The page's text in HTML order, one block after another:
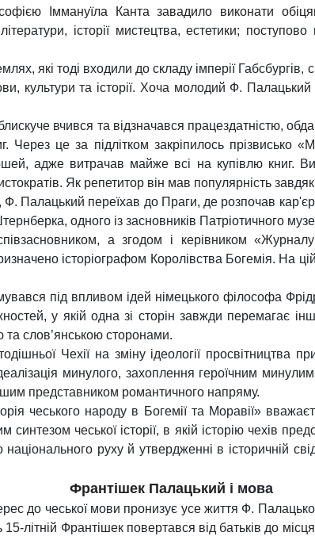
Іммануїла Канта завадило виконати
літератури, історії мистецтва, естетики;
які тоді входили до складу імперії
культури та історії. Хоча молодий Ф.
вчився та відзначався працездатністю,
Через це за підлітком закріпилось
адже витрачав майже всі на купівлю книг.
Як репетитор він мав популярність
Ф. Палацький переїхав до Праги, де розпочав
одного із засновників Патріотичного
а згодом і керівником
історіографом Королівства Богемія. На
під впливом ідей німецького філософа
у якій одна зі сторін завжди перемагає
та слов’янською сторонами.
тодішньої Чехії на зміну ідеології
минулого, захоплення героїчним
представником романтичного напряму.
чеського народу в Богемії та Моравії»
чеської історії, в якій історію чехів
національного руху й утвердженні в історичній
Франтішек Палацький і мова
до чеської мови пронизує усе життя Ф.
15-літній Франтішек повертався від батьків до